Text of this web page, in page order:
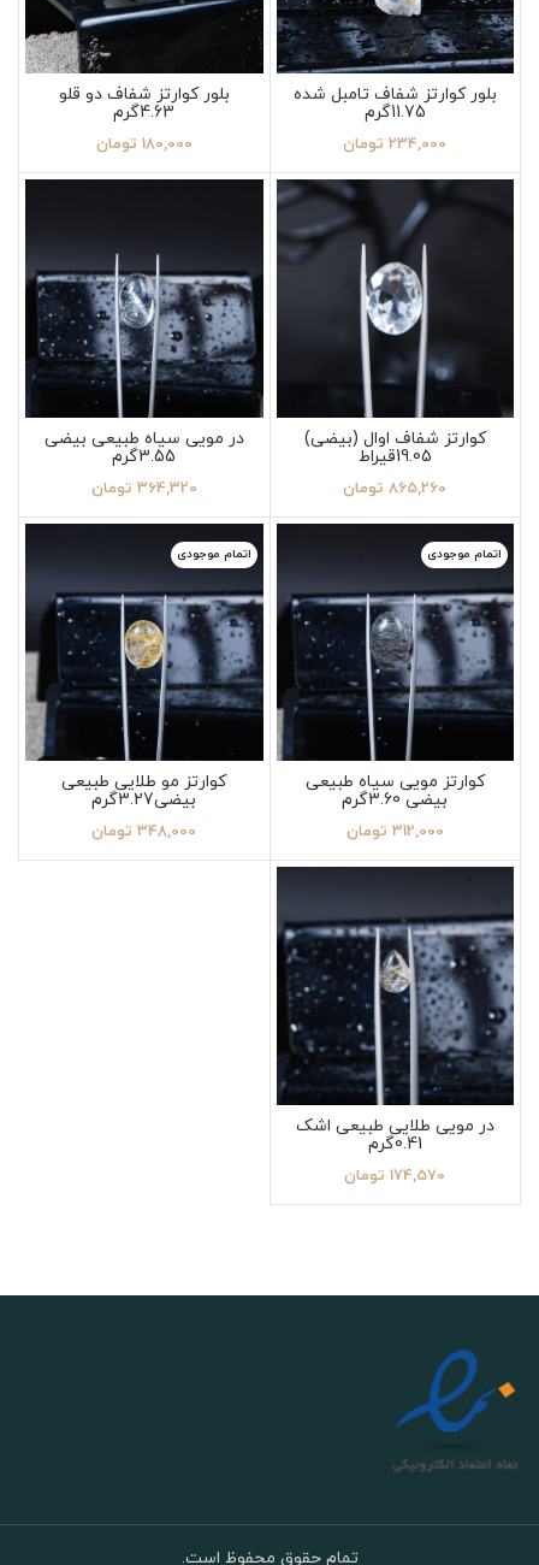
بلور کوارتز شفاف تامبل شده
11.75گرم
234,000 تومان
بلور کوارتز شفاف دو قلو
4.63گرم
180,000 تومان
کوارتز شفاف اوال (بیضی)
19.05قیراط
865,260 تومان
در مویی سیاه طبیعی بیضی
3.55گرم
364,320 تومان
اتمام موجودی
کوارتز مویی سیاه طبیعی
بیضی 3.60گرم
312,000 تومان
اتمام موجودی
کوارتز مو طلایی طبیعی
بیضی3.27گرم
348,000 تومان
در مویی طلایی طبیعی اشک
0.41گرم
174,570 تومان
تمام حقوق محفوظ است.